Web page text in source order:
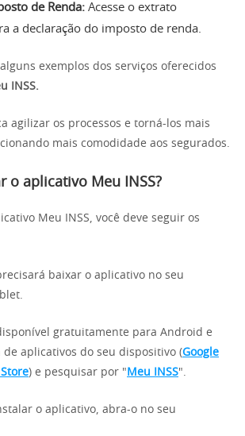
de Renda:Acesse o extrato
a declaração do imposto de renda.
exemplos dos serviços oferecidos
INSS.
agilizar os processos e torná-los mais
mais comodidade aos segurados.
o aplicativo Meu INSS?
Meu INSS, você deve seguir os
baixar o aplicativo no seu
gratuitamente para Android e
de aplicativos do seu dispositivo (Google
) e pesquisar por " Meu INSS".
o aplicativo, abra-o no seu